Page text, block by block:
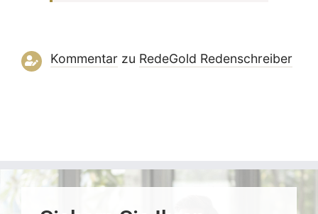
Kommentarzu RedeGold Reden­schreiber